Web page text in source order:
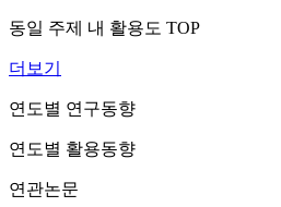
동일 주제 내 활용도 TOP
더보기
연도별 연구동향
연도별 활용동향
연관논문